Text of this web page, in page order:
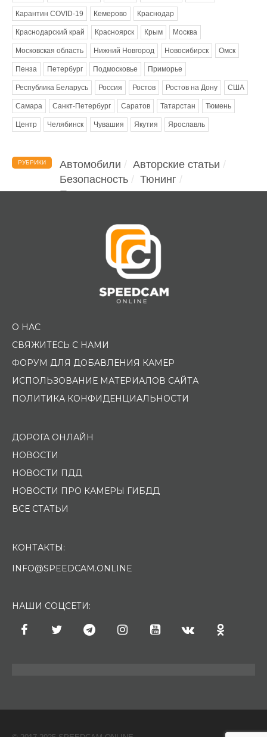
Карантин COVID-19 Кемерово Краснодар
Краснодарский край Красноярск Крым Москва
Московская область Нижний Новгород Новосибирск Омск
Пенза Петербург Подмосковье Приморье
Республика Беларусь Россия Ростов Ростов на Дону США
Самара Санкт-Петербург Саратов Татарстан Тюмень
Центр Челябинск Чувашия Якутия Ярославль
РУБРИКИ Автомобили
Авторские статьи
Безопасность
Тюнинг
Помощь водителю
О НАС
СВЯЖИТЕСЬ С НАМИ
ФОРУМ ДЛЯ ДОБАВЛЕНИЯ КАМЕР
ИСПОЛЬЗОВАНИЕ МАТЕРИАЛОВ САЙТА
ПОЛИТИКА КОНФИДЕНЦИАЛЬНОСТИ
ДОРОГА ОНЛАЙН
НОВОСТИ
НОВОСТИ ПДД
НОВОСТИ ПРО КАМЕРЫ ГИБДД
ВСЕ СТАТЬИ
КОНТАКТЫ:
INFO@SPEEDCAM.ONLINE
НАШИ СОЦСЕТИ: